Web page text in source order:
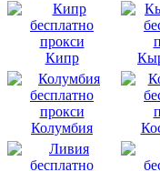
Кипр
Колумбия